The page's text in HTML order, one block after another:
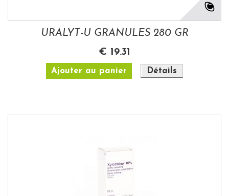
URALYT-U GRANULES 280 GR
€ 19.31
Ajouter au panier Détails